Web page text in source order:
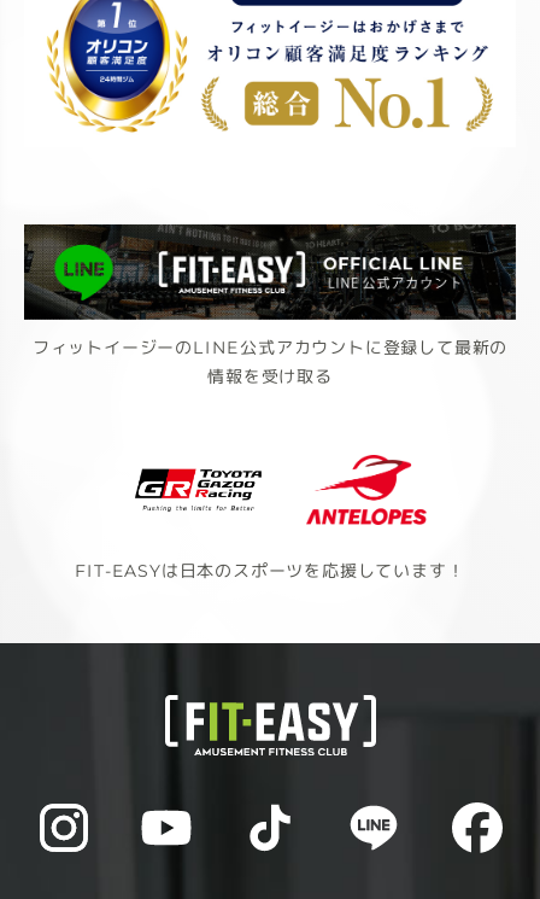
フィットイージーのLINE公式アカウントに登録して最新の
情報を受け取る
FIT-EASYは日本のスポーツを応援しています！